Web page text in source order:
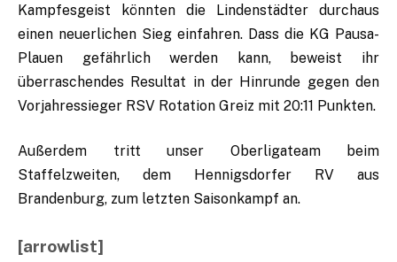
Kampfesgeist könnten die Lindenstädter durchaus
einen neuerlichen Sieg einfahren. Dass die KG Pausa-
Plauen gefährlich werden kann, beweist ihr
überraschendes Resultat in der Hinrunde gegen den
Vorjahressieger RSV Rotation Greiz mit 20:11 Punkten.
Außerdem tritt unser Oberligateam beim
Staffelzweiten, dem Hennigsdorfer RV aus
Brandenburg, zum letzten Saisonkampf an.
[arrowlist]